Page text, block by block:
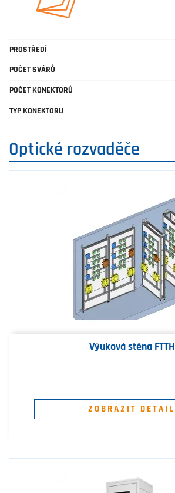
PROSTŘEDÍ
POČET SVÁRŮ
POČET KONEKTORŮ
TYP KONEKTORU
Optické rozvaděče
Výuková stěna FTTH
ZOBRAZIT DETAIL